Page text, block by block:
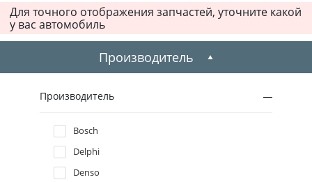
Ford
Hummer
Hyundai
Infiniti
Для точного отображения запчастей, уточните какой
у вас автомобиль
Производитель
Производитель
Bosch
Delphi
Denso